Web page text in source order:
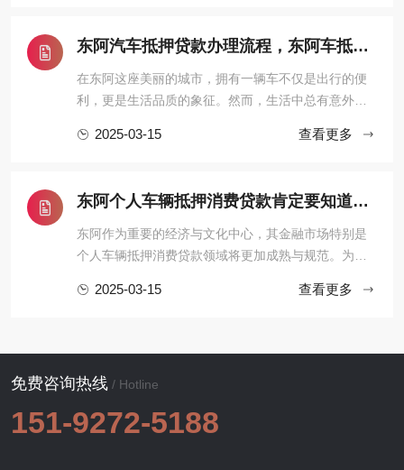
主，也被俗称为“绿本”。 ...
东阿汽车抵押贷款办理流程，东阿车抵贷需要什么条件?
在东阿这座美丽的城市，拥有一辆车不仅是出行的便
利，更是生活品质的象征。然而，生活中总有意外和
抵贷便成了一个可行的选择。申请汽车抵押贷款通常
是东阿汽车抵押贷款，是指 ...
2025-03-15 查看更多
东阿个人车辆抵押消费贷款肯定要知道的6个要点
东阿作为重要的经济与文化中心，其金融市场特别是
个人车辆抵押消费贷款领域将更加成熟与规范。为了
需要重点了解的六个关键要点：# 1. 贷款政策与利率
2025-03-15 查看更多
免费咨询热线 / Hotline
151-9272-5188